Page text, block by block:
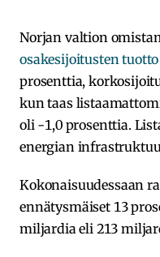
Norjan valtion
osakesijoitusten tuotto
prosenttia,
kun taas
oli -1,0 prosenttia.
energian
Kokonaisuudessaan
ennätysmäiset 13
miljardia eli 213